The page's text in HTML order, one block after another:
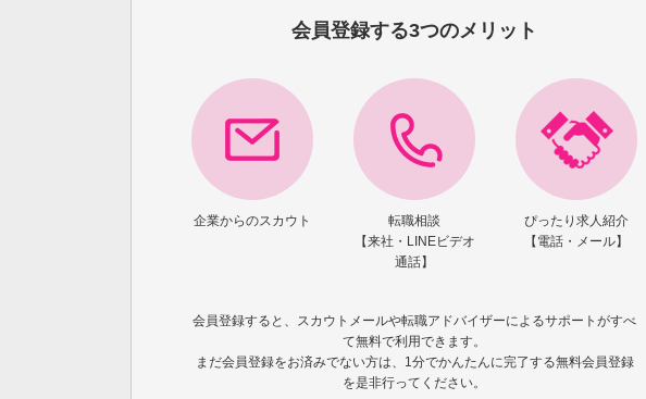
会員登録する3つのメリット
企業からのスカウト
転職相談
【来社・LINEビデオ
通話】
ぴったり求人紹介
【電話・メール】
会員登録すると、スカウトメールや転職アドバイザーによるサポートがすべ
て無料で利用できます。
まだ会員登録をお済みでない方は、1分でかんたんに完了する無料会員登録
を是非行ってください。